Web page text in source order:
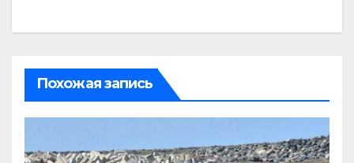
Похожая запись